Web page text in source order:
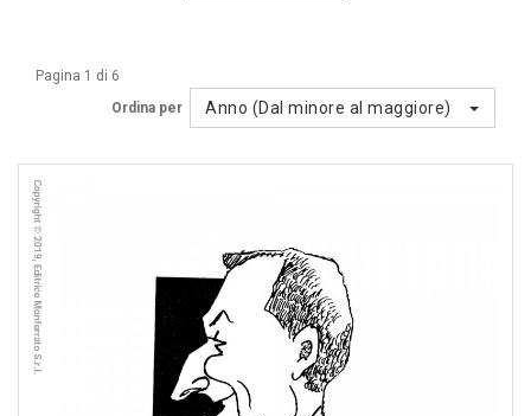
Pagina 1 di 6
Ordina per
Anno (Dal minore al maggiore)